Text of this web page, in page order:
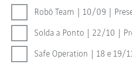
Robô Team | 10/09 |
Solda a Ponto | 22/10 |
Safe Operation | 18 e 19/